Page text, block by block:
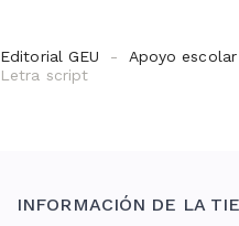
Editorial GEU Apoyo escolar
Letra script
INFORMACIÓN DE LA